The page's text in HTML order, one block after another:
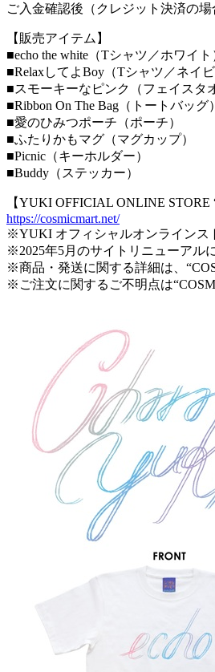
ご入金確認後（クレジット決済の
【販売アイテム】
■echo the white（Tシャツ／ホワイ
■RelaxしてよBoy（Tシャツ／ネイ
■スモーキーなピンク（フェイスタ
■Ribbon On The Bag（トートバッグ）
■愛のひみつポーチ（ポーチ）
■ふたりかもマグ（マグカップ）
■Picnic（キーホルダー）
■Buddy（ステッカー）
【YUKI OFFICIAL ONLINE STORE
https://cosmicmart.net/
※YUKI オフィシャルオンラインス
※2025年5月のサイトリニューアル
※商品・発送に関する詳細は、
※ご注文に関するご不明点は